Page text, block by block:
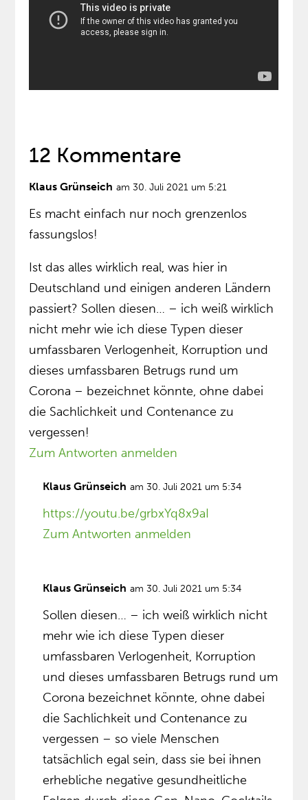
12 Kommentare
Klaus Grünseich am 30. Juli 2021 um 5:21
Es macht einfach nur noch grenzenlos
fassungslos!
Ist das alles wirklich real, was hier in
Deutschland und einigen anderen Ländern
passiert? Sollen diesen… – ich weiß wirklich
nicht mehr wie ich diese Typen dieser
umfassbaren Verlogenheit, Korruption und
dieses umfassbaren Betrugs rund um
Corona – bezeichnet könnte, ohne dabei
die Sachlichkeit und Contenance zu
vergessen!
Zum Antworten anmelden
Klaus Grünseich am 30. Juli 2021 um 5:34
https://youtu.be/grbxYq8x9aI
Zum Antworten anmelden
Klaus Grünseich am 30. Juli 2021 um 5:34
Sollen diesen… – ich weiß wirklich nicht
mehr wie ich diese Typen dieser
umfassbaren Verlogenheit, Korruption
und dieses umfassbaren Betrugs rund um
Corona bezeichnet könnte, ohne dabei
die Sachlichkeit und Contenance zu
vergessen – so viele Menschen
tatsächlich egal sein, dass sie bei ihnen
erhebliche negative gesundheitliche